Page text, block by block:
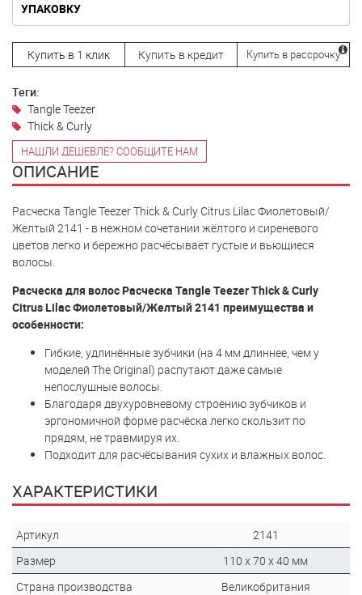
УПАКОВКУ
Купить в 1 клик Купить в кредит Купить в рассрочку
Теги:
Tangle Teezer
Thick & Curly
НАШЛИ ДЕШЕВЛЕ? СООБЩИТЕ НАМ
ОПИСАНИЕ
Расческа Tangle Teezer Thick & Curly Citrus Lilac Фиолетовый/
Желтый 2141 - в нежном сочетании жёлтого и сиреневого
цветов легко и бережно расчёсывает густые и вьющиеся
волосы.
Расческа для волос Расческа Tangle Teezer Thick & Curly
Citrus Lilac Фиолетовый/Желтый 2141 преимущества и
особенности:
Гибкие, удлинённые зубчики (на 4 мм длиннее, чем у
моделей The Original) распутают даже самые
непослушные волосы.
Благодаря двухуровневому строению зубчиков и
эргономичной форме расчёска легко скользит по
прядям, не травмируя их.
Подходит для расчёсывания сухих и влажных волос.
ХАРАКТЕРИСТИКИ
Артикул
2141
Размер
110 x 70 x 40 мм
Страна производства
Великобритания